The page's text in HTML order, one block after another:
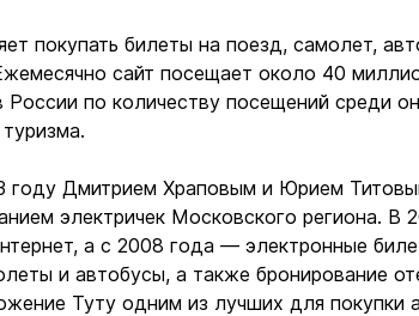
покупать билеты на поезд, самолет,
сайт посещает около 40
России по количеству посещений среди
году Дмитрием Храповым и Юрием
электричек Московского региона. В
а с 2008 года — электронные
и автобусы, а также бронирование
Туту одним из лучших для покупки